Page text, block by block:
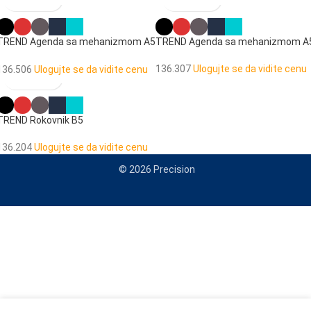
Agenda sa mehanizmom A5
Ulogujte se da vidite cenu
TREND Agenda sa mehanizmom
136.307Ulogujte se da vidite cenu
Rokovnik B5
Ulogujte se da vidite cenu
© 2026 Precision